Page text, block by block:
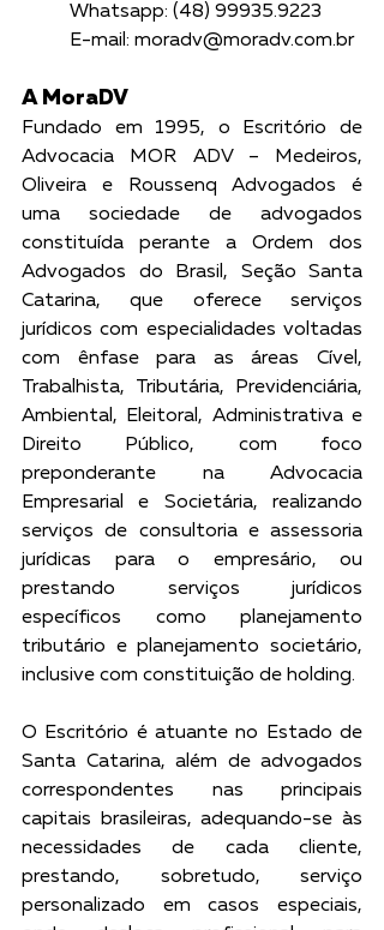
	Whatsapp: (48) 99935.9223
	E-mail: moradv@moradv.com.br
A MoraDV
Fundado em 1995, o Escritório de
Advocacia MOR ADV – Medeiros,
Oliveira e Roussenq Advogados é
uma sociedade de advogados
constituída perante a Ordem dos
Advogados do Brasil, Seção Santa
Catarina, que oferece serviços
jurídicos com especialidades voltadas
com ênfase para as áreas Cível,
Trabalhista, Tributária, Previdenciária,
Ambiental, Eleitoral, Administrativa e
Direito Público, com foco
preponderante na Advocacia
Empresarial e Societária, realizando
serviços de consultoria e assessoria
jurídicas para o empresário, ou
prestando serviços jurídicos
específicos como planejamento
tributário e planejamento societário,
inclusive com constituição de holding.
O Escritório é atuante no Estado de
Santa Catarina, além de advogados
correspondentes nas principais
capitais brasileiras, adequando-se às
necessidades de cada cliente,
prestando, sobretudo, serviço
personalizado em casos especiais,